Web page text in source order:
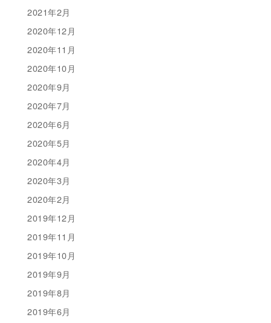
2021年2月
2020年12月
2020年11月
2020年10月
2020年9月
2020年7月
2020年6月
2020年5月
2020年4月
2020年3月
2020年2月
2019年12月
2019年11月
2019年10月
2019年9月
2019年8月
2019年6月